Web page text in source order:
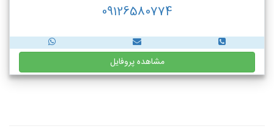
09126580774
مشاهده پروفایل